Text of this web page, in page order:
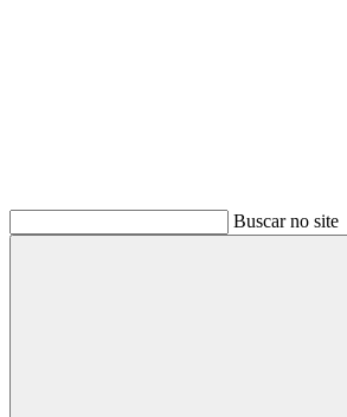
Buscar no site